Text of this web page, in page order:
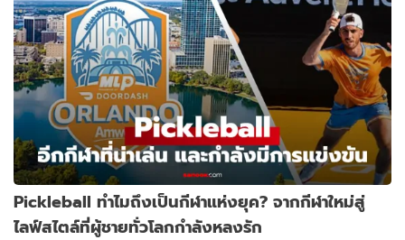
Pickleball ทำไมถึงเป็นกีฬาแห่งยุค? จากกีฬาใหม่สู่
ไลฟ์สไตล์ที่ผู้ชายทั่วโลกกำลังหลงรัก